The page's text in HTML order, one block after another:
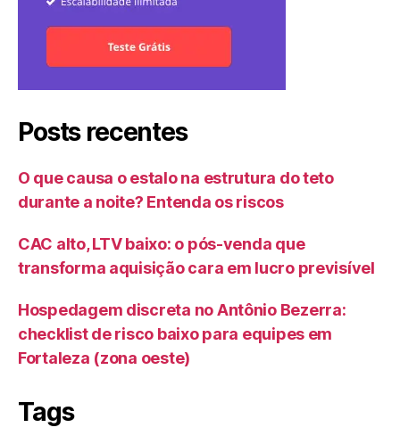
Posts recentes
O que causa o estalo na estrutura do teto
durante a noite? Entenda os riscos
CAC alto, LTV baixo: o pós-venda que
transforma aquisição cara em lucro previsível
Hospedagem discreta no Antônio Bezerra:
checklist de risco baixo para equipes em
Fortaleza (zona oeste)
Tags